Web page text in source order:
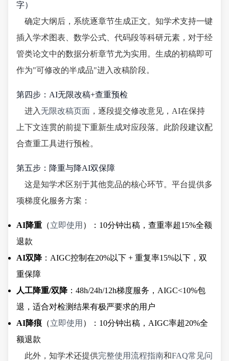
字）
确定大纲后，系统逐章节生成正文。知学术支持一键
插入学术图表、数学公式、代码段等科研元素，对于经
管类论文中的数据分析章节尤为实用。生成的初稿即可
作为"可修改的半成品"进入改稿阶段。
第四步：AI无限改稿+查重预检
进入无限改稿页面 ，逐段提交修改意见，AI在保持
上下文连贯的前提下重新生成对应段落。此阶段建议配
合查重工具进行预检。
第五步：降重与降AI双保障
这是知学术区别于其他竞品的核心环节。平台提供多
项梯度化服务方案：
AI降重 （立即使用 ）：10分钟出稿，查重率超15%全额
退款
AI双降：AIGC控制在20%以下 + 重复率15%以下，双
重保障
人工降重/双降：48h/24h/12h梯度服务，AIGC<10%包
退，适合对检测结果有极严要求的用户
AI降痕 （立即使用 ）：10分钟出稿，AIGC率超20%全
额退款
此外，知学术还提供完整使用流程指南和FAQ常见问